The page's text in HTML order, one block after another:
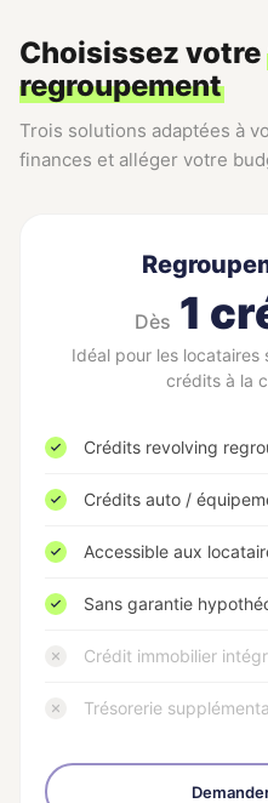
Choisissez votre
regroupement
Trois solutions adaptées à
finances et alléger votre
Dès 1
Idéal pour les locataires
crédits à la
Crédits revolving
Crédits auto /
Accessible aux
Sans garantie
Crédit immobilier
Trésorerie